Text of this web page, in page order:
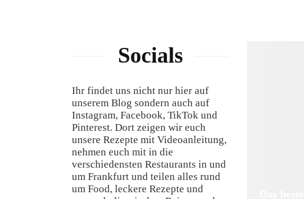
Socials
Ihr findet uns nicht nur hier auf
unserem Blog sondern auch auf
Instagram, Facebook, TikTok und
Pinterest. Dort zeigen wir euch
unsere Rezepte mit Videoanleitung,
nehmen euch mit in die
verschiedensten Restaurants in und
um Frankfurt und teilen alles rund
um Food, leckere Rezepte und